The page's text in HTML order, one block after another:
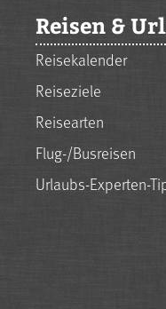
Reisen &
Reisekalender
Reiseziele
Reisearten
Flug-/Busreisen
Urlaubs-Experten-